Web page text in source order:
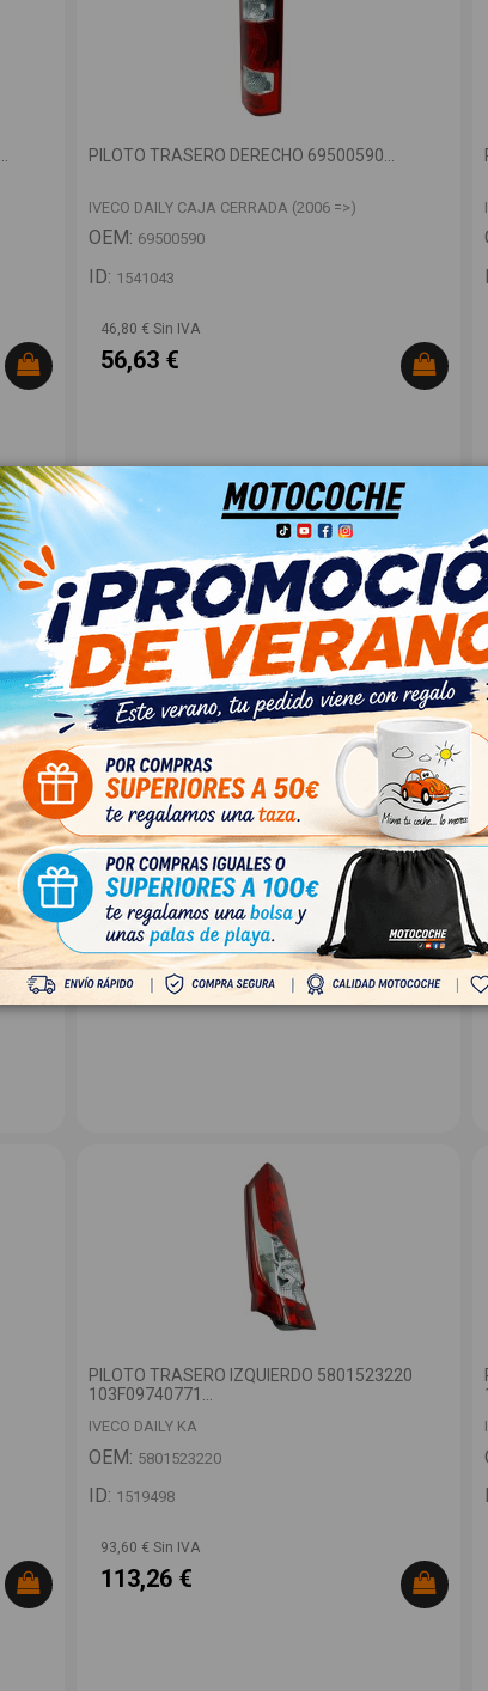
PILOTO TRASERO DERECHO 69500590...
IVECO DAILY CAJA CERRADA (2006 =>)
OEM: 69500590
ID: 1541043
46,80 € Sin IVA
56,63 €
MANETA EXTERIOR LATERAL DERECHA
500329761 106093153/124789
IVECO DAILY CAJA ABIERTA / VOLQUETE
OEM:500329761
ID:1534655
36,72 € Sin IVA
44,43 €
PILOTO TRASERO IZQUIERDO 5801523220
103F09740771...
IVECO DAILY KA
OEM: 5801523220
ID: 1519498
93,60 € Sin IVA
113,26 €